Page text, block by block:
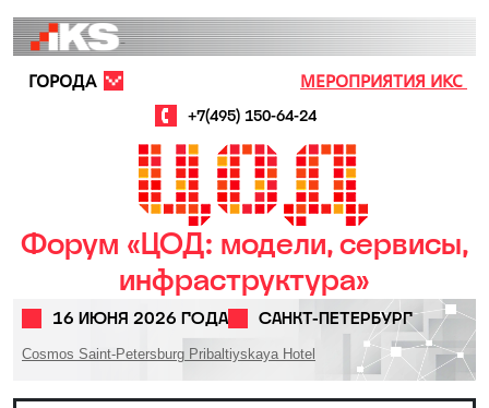
МЕРОПРИЯТИЯ ИКС
+7(495) 150-64-24
ГОРОДА
Форум «ЦОД: модели, сервисы,
инфраструктура»
16 ИЮНЯ 2026 ГОДА САНКТ-ПЕТЕРБУРГ
Cosmos Saint-Petersburg Pribaltiyskaya Hotel